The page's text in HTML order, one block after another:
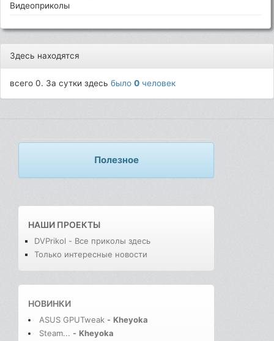
Видеоприколы
Здесь находятся
всего 0. За сутки здесьбыло0 человек
Полезное
НАШИ ПРОЕКТЫ
DVPrikol - Все приколы здесь
Только интересные новости
НОВИНКИ
ASUS GPUTweak - Kheyoka
Steam... - Kheyoka